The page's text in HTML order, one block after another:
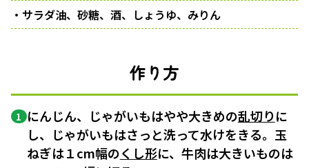
・サラダ油、砂糖、酒、しょうゆ、みりん
作り方
1 にんじん、じゃがいもはやや大きめの乱切りに
し、じゃがいもはさっと洗って水けをきる。玉
ねぎは１cm幅のくし形に、牛肉は大きいものは